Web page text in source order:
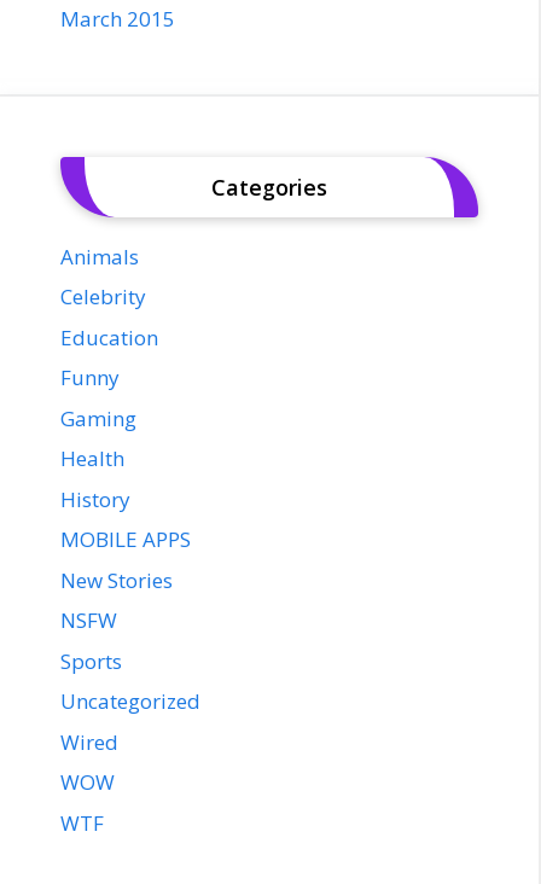
March 2015
Categories
Animals
Celebrity
Education
Funny
Gaming
Health
History
MOBILE APPS
New Stories
NSFW
Sports
Uncategorized
Wired
WOW
WTF